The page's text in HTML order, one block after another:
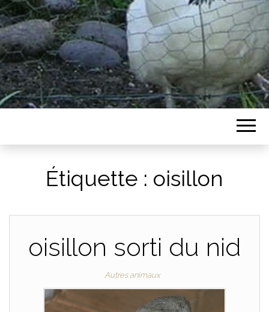
Étiquette : oisillon
oisillon sorti du nid
Autres animaux